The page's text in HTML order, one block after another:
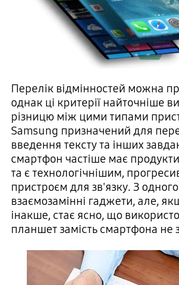
Перелік відмінностей можна
однак ці критерії найточніше
різницю між цими типами
Samsung призначений для
введення тексту та інших
смартфон частіше має
та є технологічнішим,
пристроєм для зв'язку. З
взаємозамінні гаджети, але,
інакше, стає ясно, що
планшет замість смартфона не